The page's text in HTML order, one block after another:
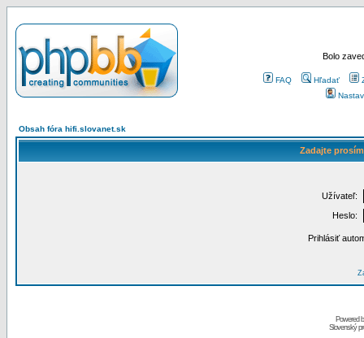
Bolo
FAQ Hľadať
Obsah fóra hifi.slovanet.sk
Zadajte
Užívateľ:
Heslo:
Prihlásiť
Powered
Slovenský